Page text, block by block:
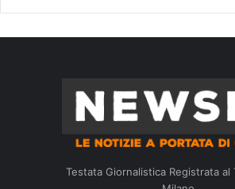
Testata Giornalistica Registrata al